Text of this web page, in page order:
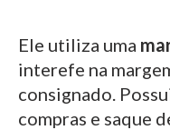
Ele utiliza uma
interefe na
consignado.
compras e saque